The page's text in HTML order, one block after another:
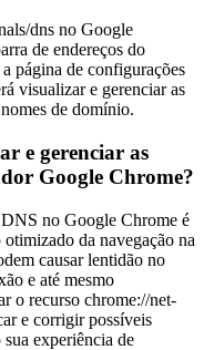
dns no Google
de endereços do
página de configurações
visualizar e gerenciar as
de domínio.
e gerenciar as
Google Chrome?
no Google Chrome é
da navegação na
causar lentidão no
e até mesmo
o recurso chrome://net-
e corrigir possíveis
experiência de